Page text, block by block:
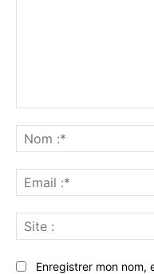
Enregistrer mon nom,